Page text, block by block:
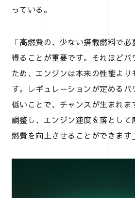
っている。
「高燃費の、少ない搭載燃料で
得ることが重要です。それほどパ
ため、エンジンは本来の性能より
す。レギュレーションが定めるパ
低いことで、チャンスが生まれま
調整し、エンジン速度を落として
燃費を向上させることができます」